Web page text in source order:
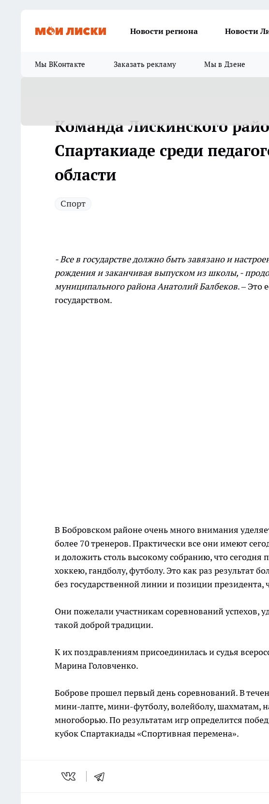
Новости региона Новости
Мы ВКонтакте Заказать рекламу Мы в Дзене
Команда Лискинского
Спартакиаде среди
области
Спорт
- Все в государстве должно быть завязано и
рождения и заканчивая выпуском из школы, -
муниципального района Анатолий Балбеков. – Это
государством.
В Бобровском районе очень много внимания
более 70 тренеров. Практически все они имеют
и доложить столь высокому собранию, что
хоккею, гандболу, футболу. Это как раз результат
без государственной линии и позиции президента,
Они пожелали участникам соревнований успехов,
такой доброй традиции.
К их поздравлениям присоединилась и судья
Марина Головченко.
Боброве прошел первый день соревнований. В
мини-лапте, мини-футболу, волейболу, шахматам,
многоборью. По результатам игр определится
кубок Спартакиады «Спортивная перемена».